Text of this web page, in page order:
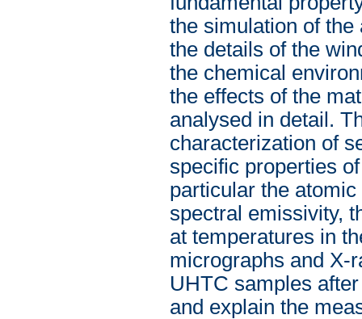
the simulation of
the details of the
the chemical
the effects of the
analysed in detail.
characterization of
specific properties
particular the
spectral emissivity,
at temperatures in
micrographs and X-
UHTC samples
and explain the